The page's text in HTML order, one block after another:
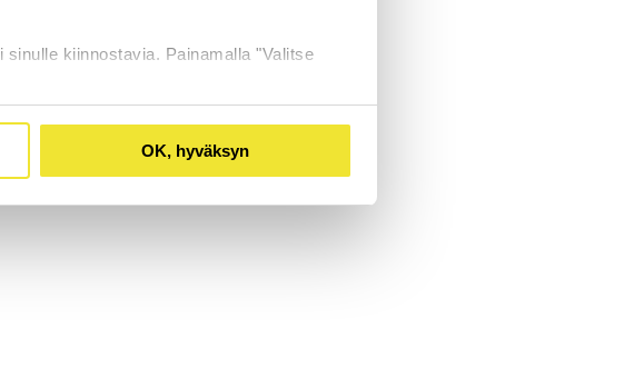
kiinnostavia. Painamalla "Valitse
OK, hyväksyn